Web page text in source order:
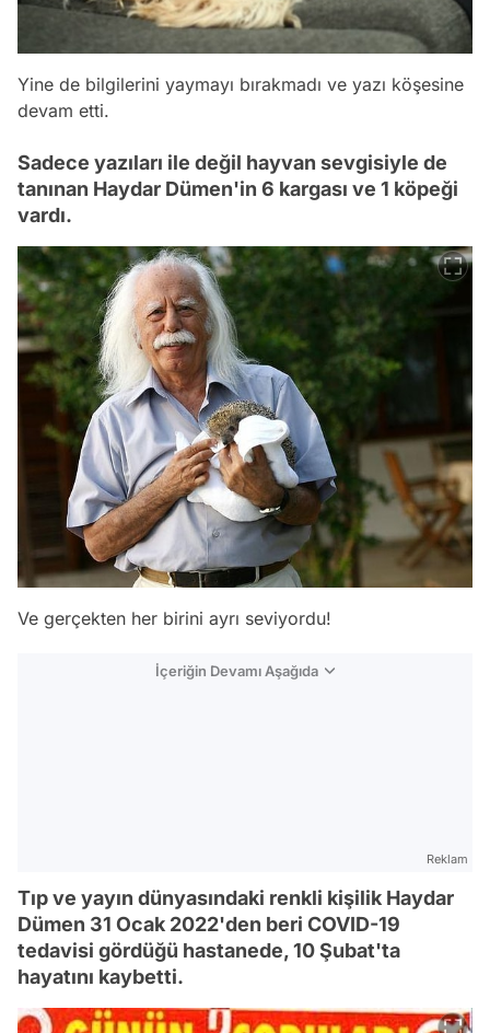
Yine de bilgilerini yaymayı bırakmadı ve yazı köşesine
devam etti.
Sadece yazıları ile değil hayvan sevgisiyle de
tanınan Haydar Dümen'in 6 kargası ve 1 köpeği
vardı.
Ve gerçekten her birini ayrı seviyordu!
İçeriğin Devamı Aşağıda
Reklam
Tıp ve yayın dünyasındaki renkli kişilik Haydar
Dümen 31 Ocak 2022'den beri COVID-19
tedavisi gördüğü hastanede, 10 Şubat'ta
hayatını kaybetti.